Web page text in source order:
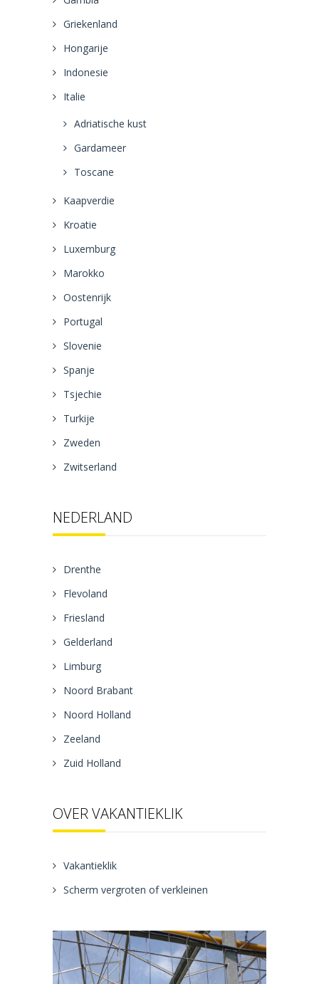
Griekenland
Hongarije
Indonesie
Italie
Adriatische kust
Gardameer
Toscane
Kaapverdie
Kroatie
Luxemburg
Marokko
Oostenrijk
Portugal
Slovenie
Spanje
Tsjechie
Turkije
Zweden
Zwitserland
NEDERLAND
Drenthe
Flevoland
Friesland
Gelderland
Limburg
Noord Brabant
Noord Holland
Zeeland
Zuid Holland
OVER VAKANTIEKLIK
Vakantieklik
Scherm vergroten of verkleinen